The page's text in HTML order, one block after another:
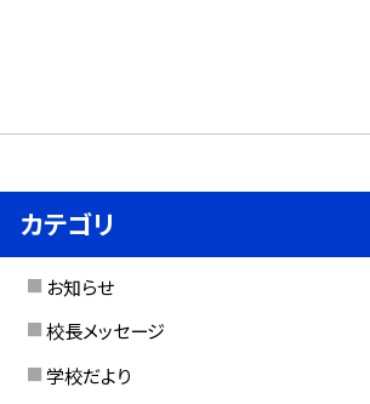
カテゴリ
お知らせ
校長メッセージ
学校だより